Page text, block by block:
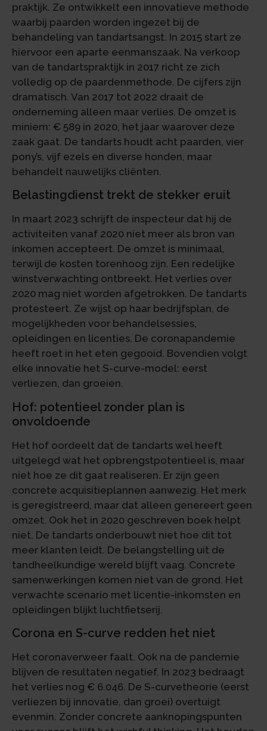
praktijk. Ze ontwikkelt een innovatieve methode
waarbij paarden worden ingezet bij de
behandeling van tandartsangst. In 2015 start ze
hiervoor een aparte eenmanszaak. Na verkoop
van de tandartspraktijk in 2017 richt ze zich
volledig op de paardenmethode. De cijfers zijn
dramatisch. Van 2017 tot 2022 draait de
onderneming alleen maar verlies. De omzet is
miniem: € 589 in 2020, het jaar waarover deze
zaak gaat. De tandarts houdt acht paarden, vier
pony’s, vijf ezels en diverse honden, maar
behandelt nauwelijks cliënten.
Belastingdienst trekt de stekker eruit
In maart 2023 schrijft de inspecteur dat hij de
activiteiten vanaf 2020 niet meer als bron van
inkomen accepteert. De omzet is minimaal,
terwijl de kosten torenhoog zijn. Een redelijke
winstverwachting ontbreekt. Het verlies over
2020 mag niet worden afgetrokken. De tandarts
protesteert. Ze wijst op haar bedrijfsplan, de
mogelijkheden voor behandelsessies,
opleidingen en licenties. De coronapandemie
heeft roet in het eten gegooid. Bovendien volgt
elke innovatie het S-curve-model: eerst
verliezen, dan groeien.
Hof: potentieel zonder plan is
onvoldoende
Het hof oordeelt dat de tandarts wel heeft
uitgelegd wat het opbrengstpotentieel is, maar
niet hoe ze dit gaat realiseren. Er zijn geen
concrete acquisitieplannen aanwezig. Het merk
is geregistreerd, maar dat alleen genereert geen
omzet. Ook het in 2020 geschreven boek helpt
niet. De tandarts onderbouwt niet hoe dit tot
meer klanten leidt. De belangstelling uit de
tandheelkundige wereld blijft vaag. Concrete
samenwerkingen komen niet van de grond. Het
verwachte scenario met licentie-inkomsten en
opleidingen blijkt luchtfietserij.
Corona en S-curve redden het niet
Het coronaverweer faalt. Ook na de pandemie
blijven de resultaten negatief. In 2023 bedraagt
het verlies nog € 6.046. De S-curvetheorie (eerst
verliezen bij innovatie, dan groei) overtuigt
evenmin. Zonder concrete aanknopingspunten